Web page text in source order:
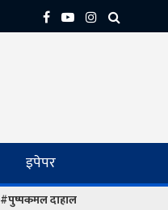
इपेपर
#पुष्पकमल दाहाल